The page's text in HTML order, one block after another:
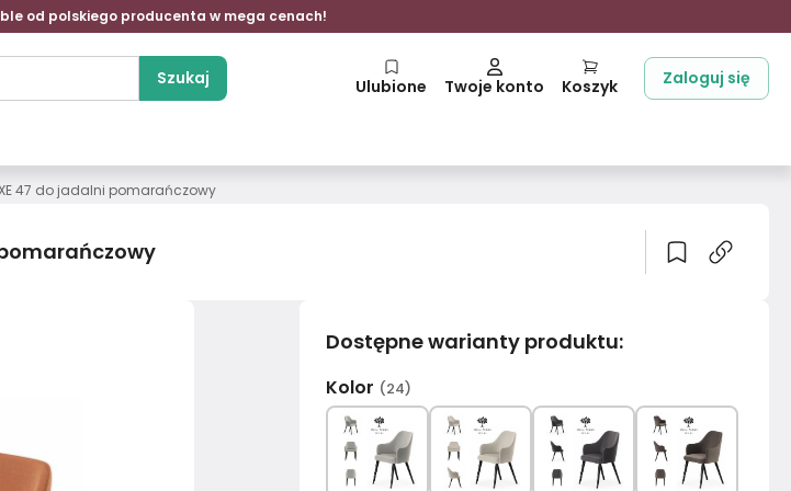
od polskiego producenta w mega cenach!
Szukaj Ulubione Twoje konto Koszyk Zaloguj się
47 do jadalni pomarańczowy
Dostępne warianty produktu:
Kolor (24)